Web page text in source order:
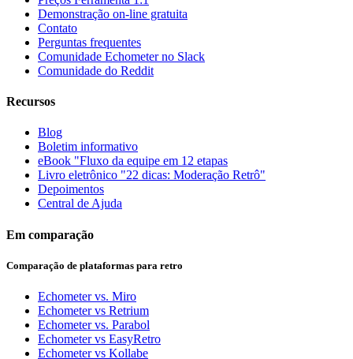
Demonstração on-line gratuita
Contato
Perguntas frequentes
Comunidade Echometer no Slack
Comunidade do Reddit
Recursos
Blog
Boletim informativo
eBook "Fluxo da equipe em 12 etapas
Livro eletrônico "22 dicas: Moderação Retrô"
Depoimentos
Central de Ajuda
Em comparação
Comparação de plataformas para retro
Echometer vs. Miro
Echometer vs Retrium
Echometer vs. Parabol
Echometer vs EasyRetro
Echometer vs Kollabe